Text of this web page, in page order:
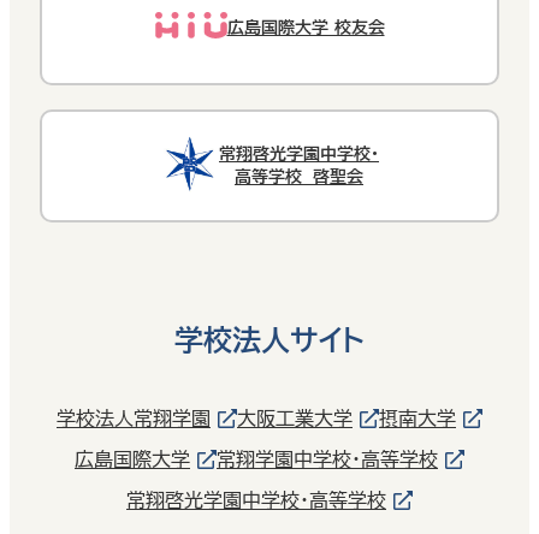
広島国際大学 校友会
常翔啓光学園中学校・
高等学校 啓聖会
学校法人サイト
学校法人常翔学園 大阪工業大学 摂南大学
広島国際大学 常翔学園中学校・高等学校
常翔啓光学園中学校・高等学校